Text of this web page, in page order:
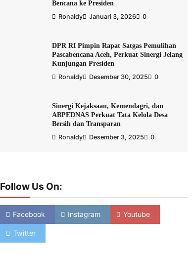
Bencana ke Presiden
Ronaldy Januari 3, 2026 0
DPR RI Pimpin Rapat Satgas Pemulihan
Pascabencana Aceh, Perkuat Sinergi Jelang
Kunjungan Presiden
Ronaldy Desember 30, 2025 0
Sinergi Kejaksaan, Kemendagri, dan
ABPEDNAS Perkuat Tata Kelola Desa
Bersih dan Transparan
Ronaldy Desember 3, 2025 0
Follow Us On:
Facebook Instagram Youtube
Twitter